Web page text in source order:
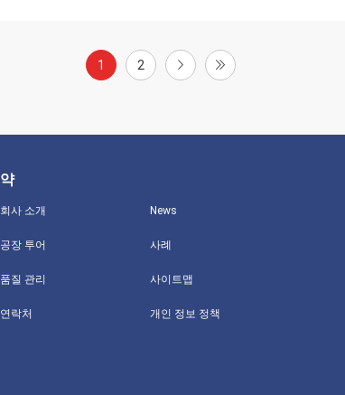
1 2
약
회사 소개
공장 투어
품질 관리
연락처
News
사례
사이트맵
개인 정보 정책